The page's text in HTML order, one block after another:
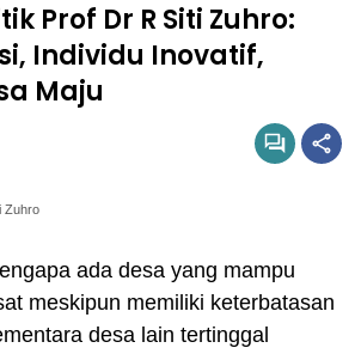
Prof Dr R Siti Zuhro:
Individu Inovatif,
Maju
Zuhro
ada desa yang mampu
meskipun memiliki keterbatasan
desa lain tertinggal